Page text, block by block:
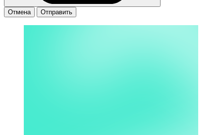
Отмена Отправить